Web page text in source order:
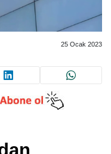
25 Ocak 2023